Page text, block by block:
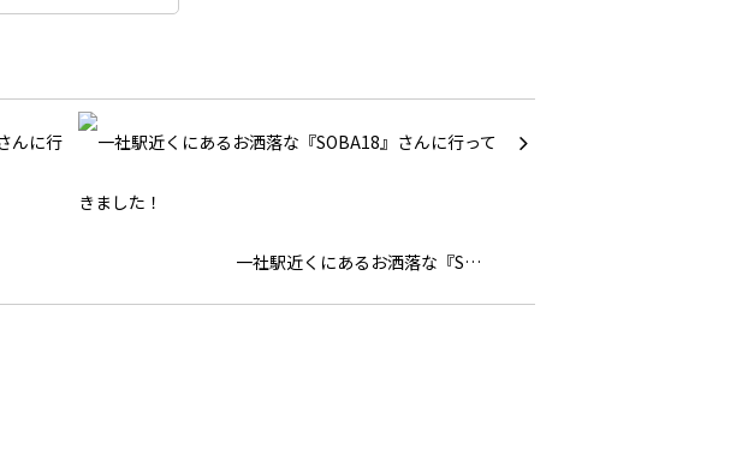
一社駅近くにあるお洒落な『S…